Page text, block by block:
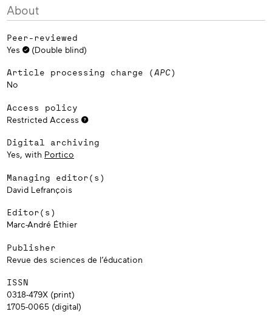
About
Peer-reviewed
Yes (Double blind)
Article processing charge (APC)
No
Access policy
Restricted Access
Digital archiving
Yes, with Portico
Managing editor(s)
David Lefrançois
Editor(s)
Marc-André Éthier
Publisher
Revue des sciences de l’éducation
ISSN
0318-479X (print)
1705-0065 (digital)